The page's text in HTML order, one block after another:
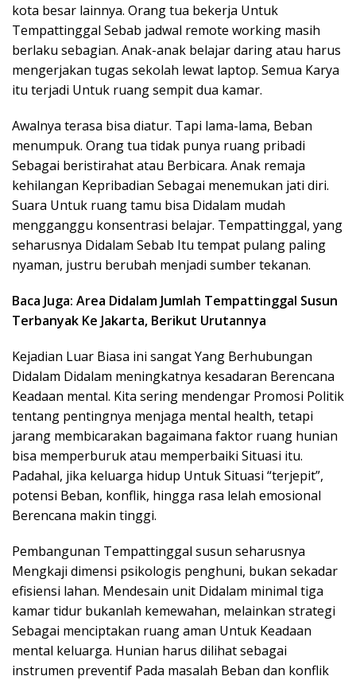
kota besar lainnya. Orang tua bekerja Untuk
Tempattinggal Sebab jadwal remote working masih
berlaku sebagian. Anak-anak belajar daring atau harus
mengerjakan tugas sekolah lewat laptop. Semua Karya
itu terjadi Untuk ruang sempit dua kamar.
Awalnya terasa bisa diatur. Tapi lama-lama, Beban
menumpuk. Orang tua tidak punya ruang pribadi
Sebagai beristirahat atau Berbicara. Anak remaja
kehilangan Kepribadian Sebagai menemukan jati diri.
Suara Untuk ruang tamu bisa Didalam mudah
mengganggu konsentrasi belajar. Tempattinggal, yang
seharusnya Didalam Sebab Itu tempat pulang paling
nyaman, justru berubah menjadi sumber tekanan.
Baca Juga: Area Didalam Jumlah Tempattinggal Susun
Terbanyak Ke Jakarta, Berikut Urutannya
Kejadian Luar Biasa ini sangat Yang Berhubungan
Didalam Didalam meningkatnya kesadaran Berencana
Keadaan mental. Kita sering mendengar Promosi Politik
tentang pentingnya menjaga mental health, tetapi
jarang membicarakan bagaimana faktor ruang hunian
bisa memperburuk atau memperbaiki Situasi itu.
Padahal, jika keluarga hidup Untuk Situasi “terjepit”,
potensi Beban, konflik, hingga rasa lelah emosional
Berencana makin tinggi.
Pembangunan Tempattinggal susun seharusnya
Mengkaji dimensi psikologis penghuni, bukan sekadar
efisiensi lahan. Mendesain unit Didalam minimal tiga
kamar tidur bukanlah kemewahan, melainkan strategi
Sebagai menciptakan ruang aman Untuk Keadaan
mental keluarga. Hunian harus dilihat sebagai
instrumen preventif Pada masalah Beban dan konflik